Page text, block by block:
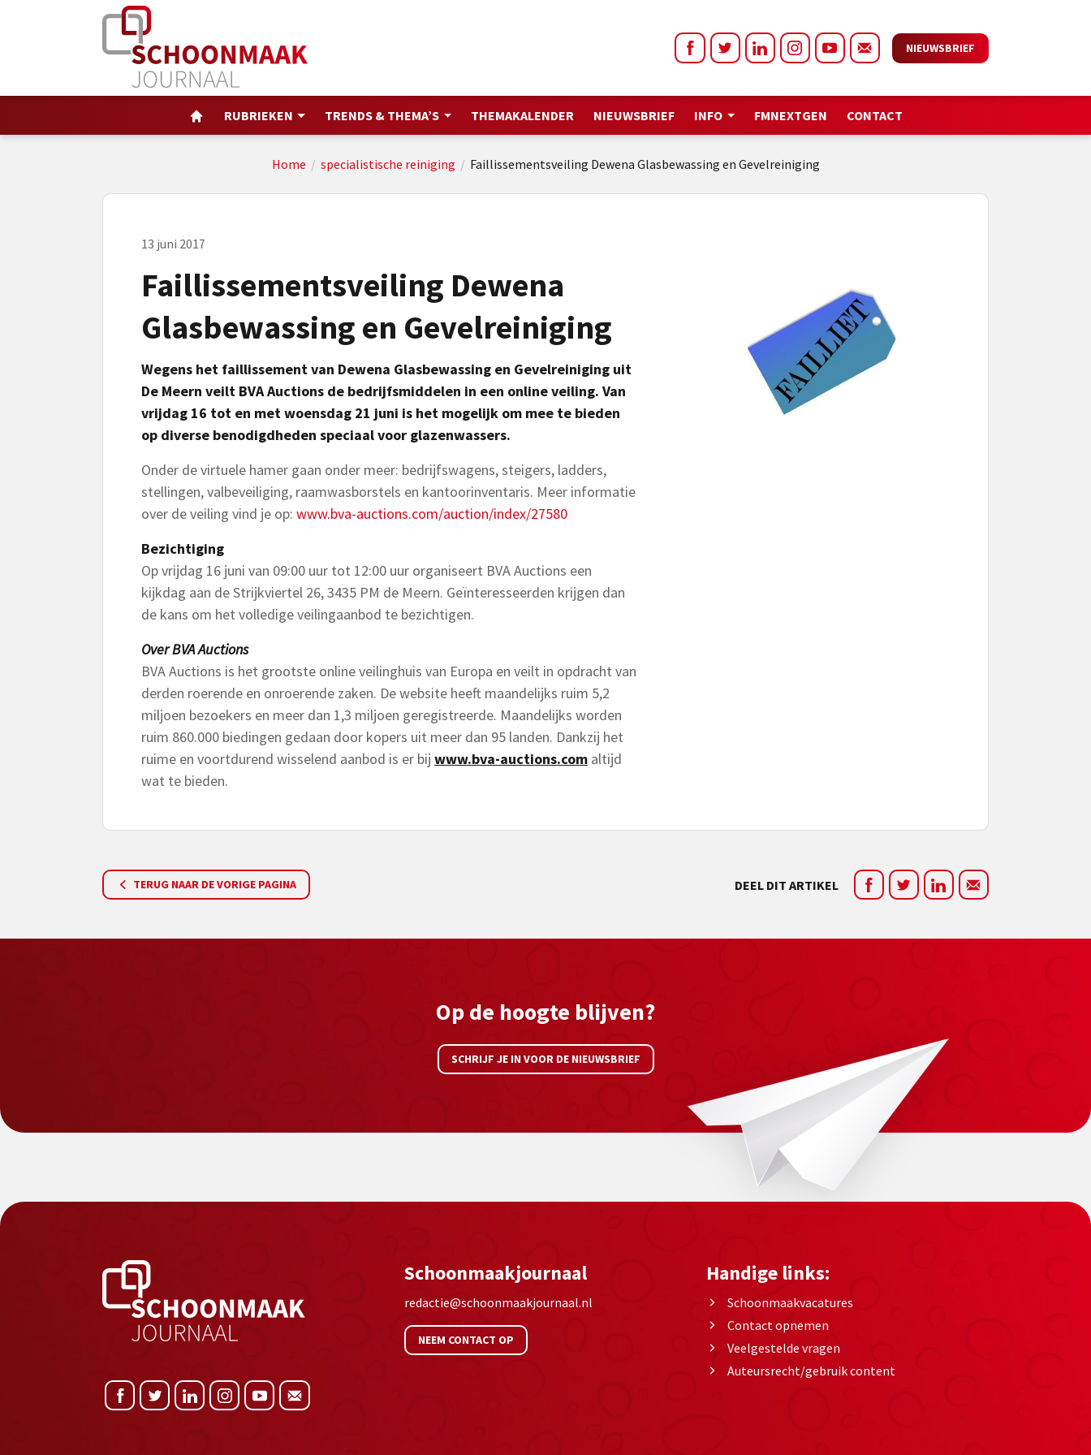
NIEUWSBRIEF
RUBRIEKEN TRENDS & THEMA’S THEMAKALENDER NIEUWSBRIEF INFO FMNEXTGEN CONTACT
Home / specialistische reiniging / Faillissementsveiling Dewena Glasbewassing en Gevelreiniging
13 juni 2017
Faillissementsveiling Dewena
Glasbewassing en Gevelreiniging
Wegens het faillissement van Dewena Glasbewassing en Gevelreiniging uit
De Meern veilt BVA Auctions de bedrijfsmiddelen in een online veiling. Van
vrijdag 16 tot en met woensdag 21 juni is het mogelijk om mee te bieden
op diverse benodigdheden speciaal voor glazenwassers.
Onder de virtuele hamer gaan onder meer: bedrijfswagens, steigers, ladders,
stellingen, valbeveiliging, raamwasborstels en kantoorinventaris. Meer informatie
over de veiling vind je op: www.bva-auctions.com/auction/index/27580
Bezichtiging
Op vrijdag 16 juni van 09:00 uur tot 12:00 uur organiseert BVA Auctions een
kijkdag aan de Strijkviertel 26, 3435 PM de Meern. Geïnteresseerden krijgen dan
de kans om het volledige veilingaanbod te bezichtigen.
Over BVA Auctions
BVA Auctions is het grootste online veilinghuis van Europa en veilt in opdracht van
derden roerende en onroerende zaken. De website heeft maandelijks ruim 5,2
miljoen bezoekers en meer dan 1,3 miljoen geregistreerde. Maandelijks worden
ruim 860.000 biedingen gedaan door kopers uit meer dan 95 landen. Dankzij het
ruime en voortdurend wisselend aanbod is er bij www.bva-auctions.com altijd
wat te bieden.
TERUG NAAR DE VORIGE PAGINA DEEL DIT ARTIKEL
Op de hoogte blijven?
SCHRIJF JE IN VOOR DE NIEUWSBRIEF
Schoonmaakjournaal
redactie@schoonmaakjournaal.nl
NEEM CONTACT OP
Handige links:
Schoonmaakvacatures
Contact opnemen
Veelgestelde vragen
Auteursrecht/gebruik content